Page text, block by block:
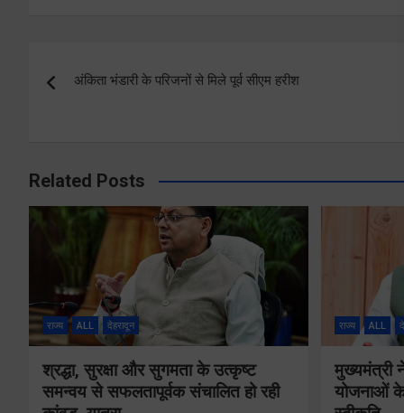
navigation
अंकिता भंडारी के परिजनों से मिले पूर्व सीएम हरीश
Related Posts
राज्य ALL देहरादून
श्रद्धा, सुरक्षा और सुगमता के उत्कृष्ट
समन्वय से सफलतापूर्वक संचालित हो रही
राज्य ALL
मुख्यमंत्री
योजनाओं के